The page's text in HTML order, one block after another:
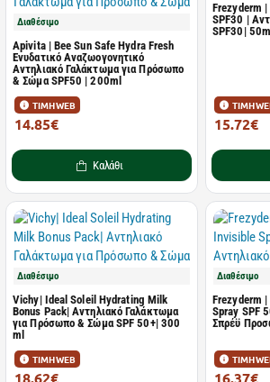
Διαθέσιμο
Apivita | Bee Sun Safe Hydra Fresh
Ενυδατικό Αναζωογονητικό
Αντηλιακό Γαλάκτωμα για Πρόσωπο
& Σώμα SPF50 | 200ml
ΤΙΜΗ WEB
14.85€
Καλάθι
Frezyderm |
SPF30 |
SPF30| 50ml
ΤΙΜΗ
15.72€
Διαθέσιμο
Vichy| Ideal Soleil Hydrating Milk
Bonus Pack| Αντηλιακό Γαλάκτωμα
για Πρόσωπο & Σώμα SPF 50+| 300
ml
ΤΙΜΗ WEB
18.62€
Διαθέσιμο
Frezyderm
Spray SPF
Σπρέϋ
ΤΙΜΗ
16.37€